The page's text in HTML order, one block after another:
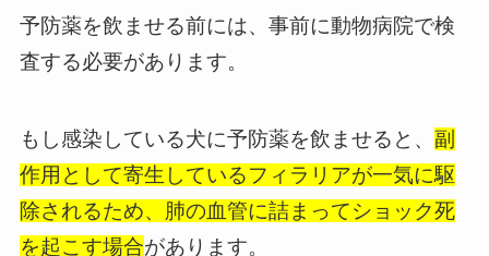
予防薬を飲ませる前には、事前に動物病院で検
査する必要があります。
もし感染している犬に予防薬を飲ませると、 副
作用として寄生しているフィラリアが一気に駆
除されるため、肺の血管に詰まってショック死
を起こす場合があります。